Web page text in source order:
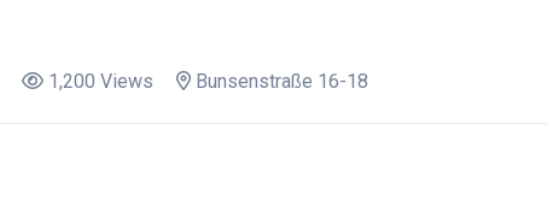
1,200 Views Bunsenstraße 16-18